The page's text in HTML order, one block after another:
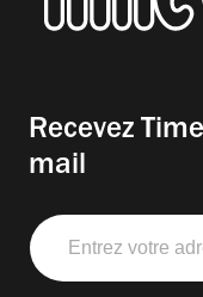
Recevez
mail
Entrez
votre
adresse